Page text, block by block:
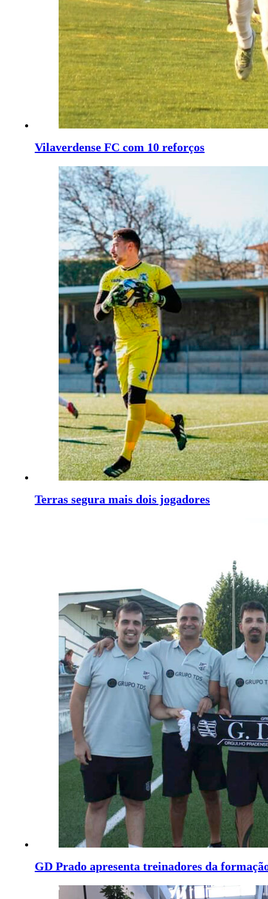
Vilaverdense FC com 10 reforços
Terras segura mais dois jogadores
GD Prado apresenta treinadores da